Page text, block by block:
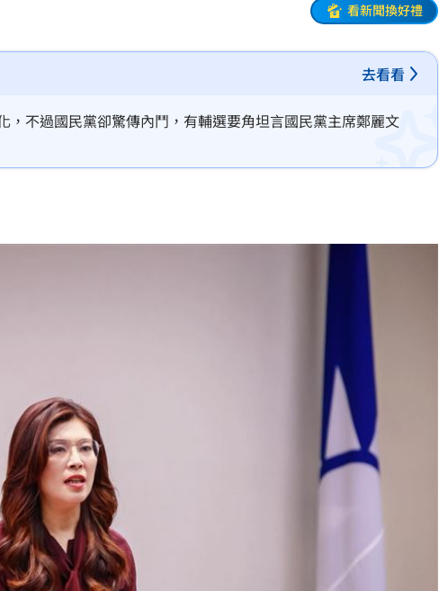
00:31
00:23
12:00
12:00
看新聞換好禮
去看看
不過國民黨卻驚傳內鬥，有輔選要角坦言國民黨主席鄭麗文